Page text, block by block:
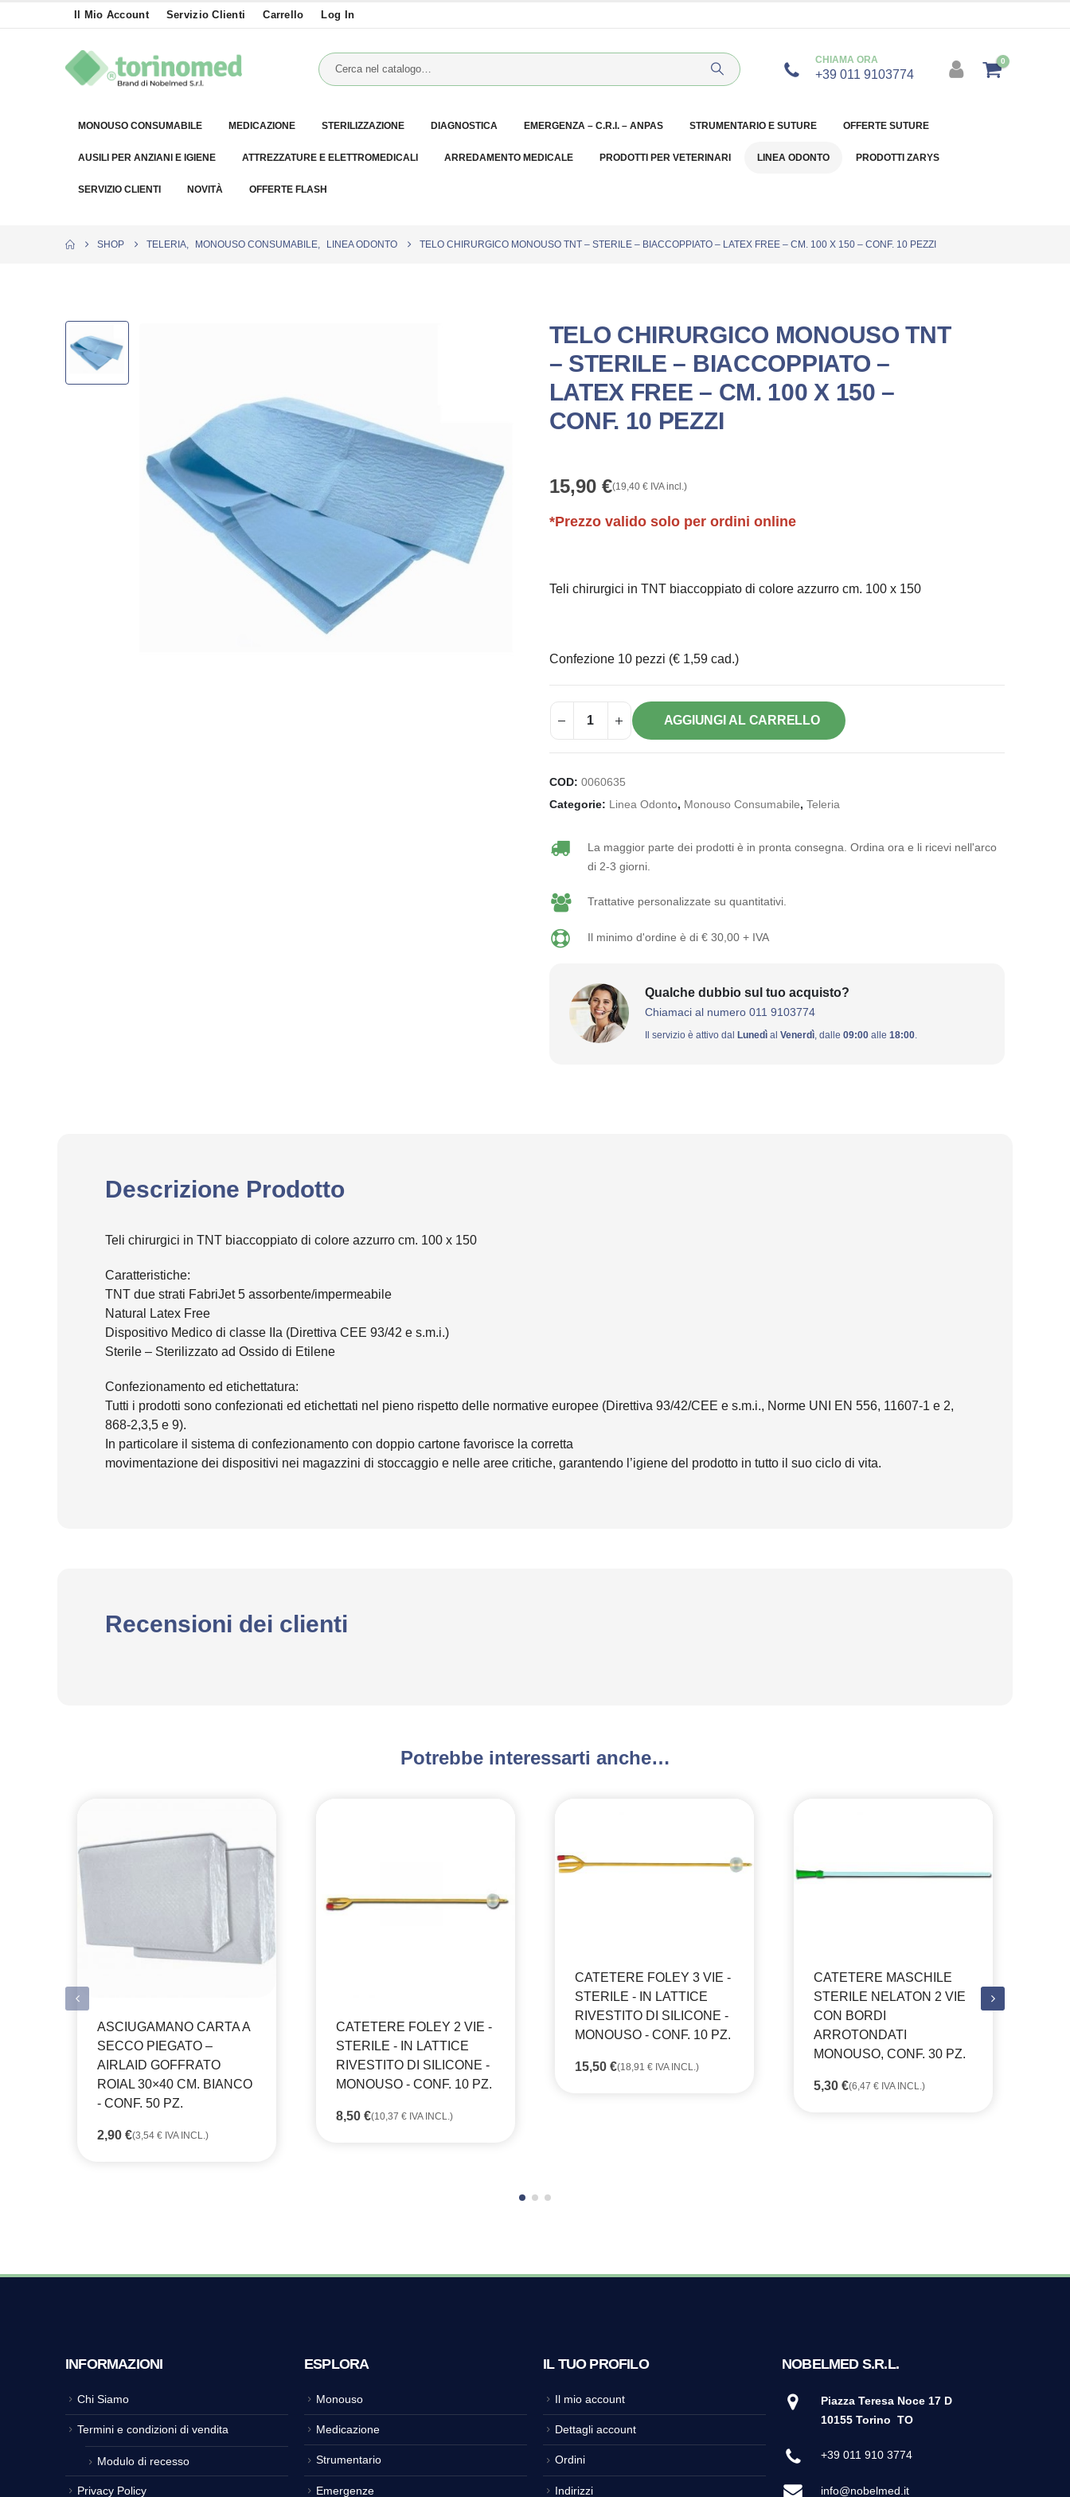
Il Mio Account Servizio Clienti Carrello Log In
CHIAMA ORA
+39 011 9103774
0
MONOUSO CONSUMABILE MEDICAZIONE STERILIZZAZIONE DIAGNOSTICA EMERGENZA – C.R.I. – ANPAS STRUMENTARIO E SUTURE OFFERTE SUTURE
AUSILI PER ANZIANI E IGIENE ATTREZZATURE E ELETTROMEDICALI ARREDAMENTO MEDICALE PRODOTTI PER VETERINARI LINEA ODONTO PRODOTTI ZARYS
SERVIZIO CLIENTI NOVITÀ OFFERTE FLASH
SHOP TELERIA MONOUSO CONSUMABILE LINEA ODONTO TELO CHIRURGICO MONOUSO TNT – STERILE – BIACCOPPIATO – LATEX FREE – CM. 100 X 150 – CONF. 10 PEZZI
TELO CHIRURGICO MONOUSO TNT
– STERILE – BIACCOPPIATO –
LATEX FREE – CM. 100 X 150 –
CONF. 10 PEZZI
15,90 €(19,40 €IVA incl.)
*Prezzo valido solo per ordini online
Teli chirurgici in TNT biaccoppiato di colore azzurro cm. 100 x 150
Confezione 10 pezzi (€ 1,59 cad.)
AGGIUNGI AL CARRELLO
COD: 0060635
Categorie: Linea Odonto, Monouso Consumabile, Teleria
La maggior parte dei prodotti è in pronta consegna. Ordina ora e li ricevi nell'arco
di 2-3 giorni.
Trattative personalizzate su quantitativi.
Il minimo d'ordine è di € 30,00 + IVA
Qualche dubbio sul tuo acquisto?
Chiamaci al numero 011 9103774
Il servizio è attivo dal Lunedìal Venerdì, dalle 09:00alle 18:00.
Descrizione Prodotto
Teli chirurgici in TNT biaccoppiato di colore azzurro cm. 100 x 150
Caratteristiche:
TNT due strati FabriJet 5 assorbente/impermeabile
Natural Latex Free
Dispositivo Medico di classe IIa (Direttiva CEE 93/42 e s.m.i.)
Sterile – Sterilizzato ad Ossido di Etilene
Confezionamento ed etichettatura:
Tutti i prodotti sono confezionati ed etichettati nel pieno rispetto delle normative europee (Direttiva 93/42/CEE e s.m.i., Norme UNI EN 556, 11607-1 e 2,
868-2,3,5 e 9).
In particolare il sistema di confezionamento con doppio cartone favorisce la corretta
movimentazione dei dispositivi nei magazzini di stoccaggio e nelle aree critiche, garantendo l’igiene del prodotto in tutto il suo ciclo di vita.
Recensioni dei clienti
Potrebbe interessarti anche…
ASCIUGAMANO CARTA A
SECCO PIEGATO –
AIRLAID GOFFRATO
ROIAL 30×40 CM. BIANCO
- CONF. 50 PZ.
2,90 €(3,54 € IVA INCL.)
CATETERE FOLEY 2 VIE -
STERILE - IN LATTICE
RIVESTITO DI SILICONE -
MONOUSO - CONF. 10 PZ.
8,50 €(10,37 € IVA INCL.)
CATETERE FOLEY 3 VIE -
STERILE - IN LATTICE
RIVESTITO DI SILICONE -
MONOUSO - CONF. 10 PZ.
15,50 €(18,91 € IVA INCL.)
CATETERE MASCHILE
STERILE NELATON 2 VIE
CON BORDI
ARROTONDATI
MONOUSO, CONF. 30 PZ.
5,30 €(6,47 € IVA INCL.)
INFORMAZIONI
Chi Siamo
Termini e condizioni di vendita
Modulo di recesso
Privacy Policy
ESPLORA
Monouso
Medicazione
Strumentario
Emergenze
IL TUO PROFILO
Il mio account
Dettagli account
Ordini
Indirizzi
NOBELMED S.R.L.
Piazza Teresa Noce 17 D
10155 Torino TO
+39 011 910 3774
info@nobelmed.it